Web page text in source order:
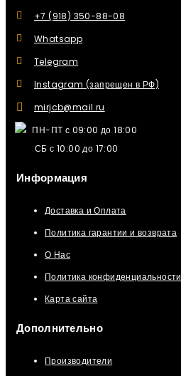
+7 (918) 350-88-08
Whatsapp
Telegram
Instagram (запрещен в РФ)
mirjcb@mail.ru
ПН-ПТ с 09:00 до 18:00
СБ с 10:00 до 17:00
Информация
Доставка и Оплата
Политика гарантии и возврата
О Нас
Политика конфиденциальности
Карта сайта
Дополнительно
Производители